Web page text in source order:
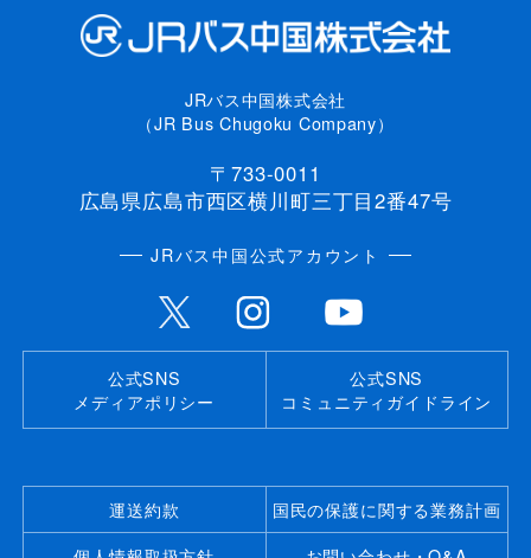
JRバス中国株式会社
（JR Bus Chugoku Company）
〒733-0011
広島県広島市西区横川町三丁目2番47号
JRバス中国公式アカウント
公式SNS
メディアポリシー
公式SNS
コミュニティガイドライン
運送約款
国民の保護に関する業務計画